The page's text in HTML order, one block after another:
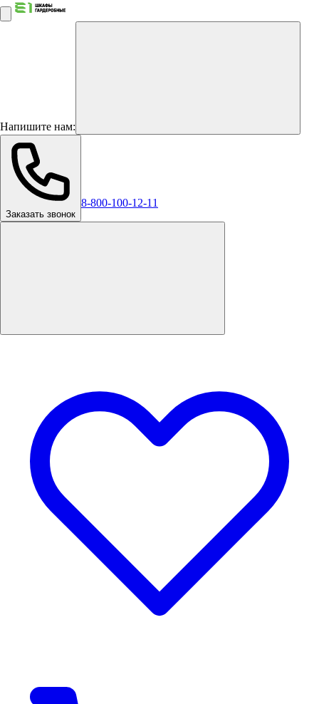
Напишите нам:
Заказать звонок
8-800-100-12-11